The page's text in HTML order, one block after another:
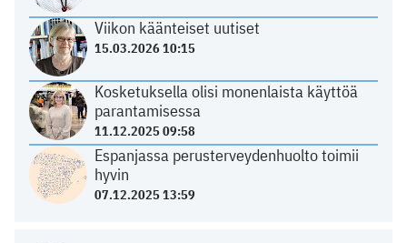
Viikon käänteiset uutiset
15.03.2026 10:15
Kosketuksella olisi monenlaista käyttöä
parantamisessa
11.12.2025 09:58
Espanjassa perusterveydenhuolto toimii
hyvin
07.12.2025 13:59